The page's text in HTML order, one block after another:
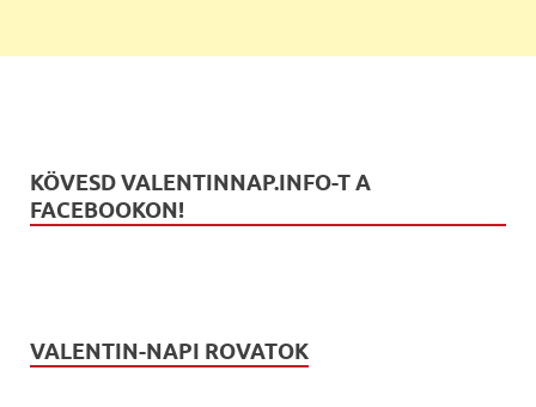
KÖVESD VALENTINNAP.INFO-T A
FACEBOOKON!
VALENTIN-NAPI ROVATOK